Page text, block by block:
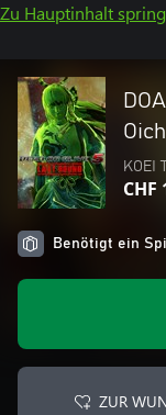
Zu Hauptinhalt
KOEI
CHF
Benötigt ein
ZUR